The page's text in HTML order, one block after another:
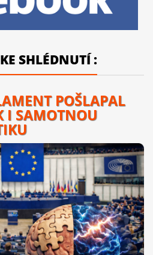
SHLÉDNUTÍ :
POŠLAPAL
I SAMOTNOU